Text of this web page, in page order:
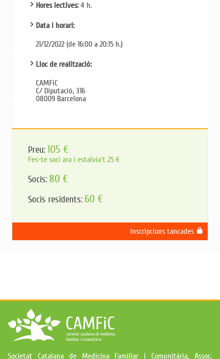
Hores lectives: 4 h.
Data i horari:
21/12/2022 (de 16:00 a 20:15 h.)
Lloc de realització:
CAMFiC
C/ Diputació, 316
08009 Barcelona
Preu:105 €
Fes-te soci ara i estalvia't 25 €
Socis: 80 €
Socis residents: 60 €
Inscripcions tancades
Societat Catalana de Medicina Familiar i Comunitària, Assoc.